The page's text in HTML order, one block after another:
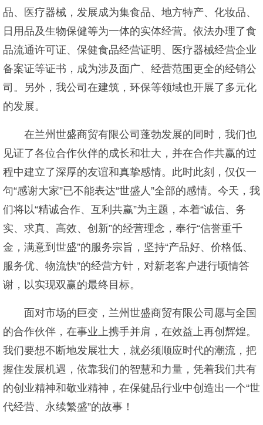
品、医疗器械，发展成为集食品、地方特产、化妆品、
日用品及生物保健等为一体的实体经营。依法办理了食
品流通许可证、保健食品经营证明、医疗器械经营企业
备案证等证书，成为涉及面广、经营范围更全的经销公
司。另外，我公司在建筑，环保等领域也开展了多元化
的发展。
在兰州世盛商贸有限公司蓬勃发展的同时，我们也
见证了各位合作伙伴的成长和壮大，并在合作共赢的过
程中建立了深厚的友谊和真挚感情。此时此刻，仅仅一
句“感谢大家”已不能表达“世盛人”全部的感情。今天，我
们将以“精诚合作、互利共赢”为主题，本着“诚信、务
实、求真、高效、创新”的经营理念，奉行“信誉重千
金，满意到世盛”的服务宗旨，坚持“产品好、价格低、
服务优、物流快”的经营方针，对新老客户进行顷情答
谢，以实现双赢的最终目标。
面对市场的巨变，兰州世盛商贸有限公司愿与全国
的合作伙伴，在事业上携手并肩，在效益上再创辉煌。
我们要想不断地发展壮大，就必须顺应时代的潮流，把
握住发展机遇，依靠我们的智慧和力量，凭着我们共有
的创业精神和敬业精神，在保健品行业中创造出一个“世
代经营、永续繁盛”的故事！